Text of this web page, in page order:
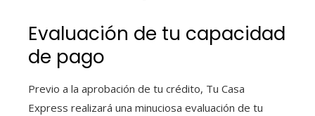
Evaluación de tu capacidad
de pago
Previo a la aprobación de tu crédito, Tu Casa
Express realizará una minuciosa evaluación de tu